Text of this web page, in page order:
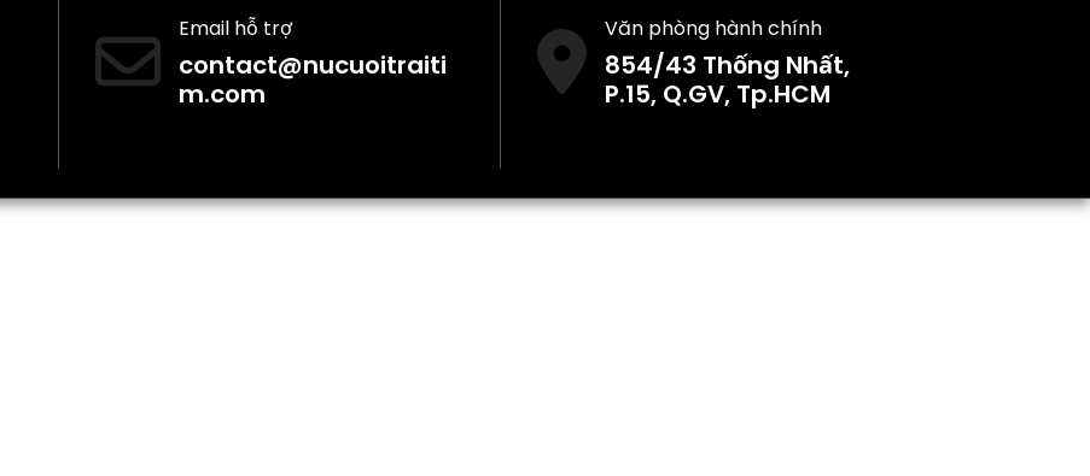
Email hỗ trợ
contact@nucuoitraiti
m.com
Văn phòng hành chính
854/43 Thống Nhất,
P.15, Q.GV, Tp.HCM